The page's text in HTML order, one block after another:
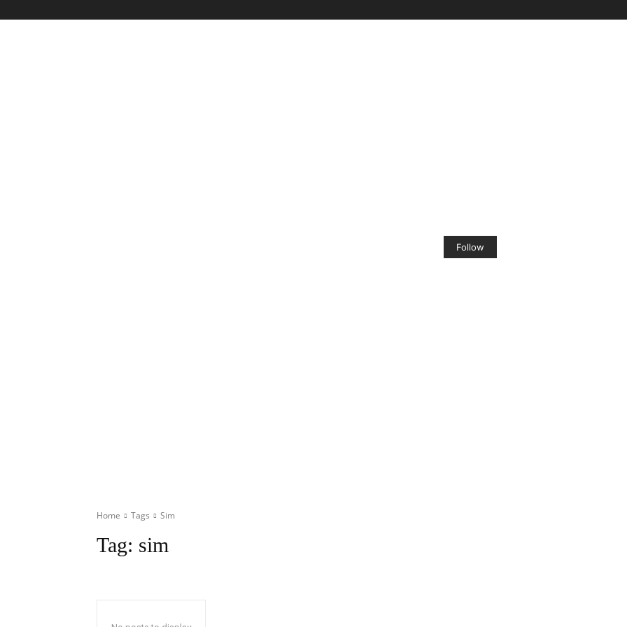
Home Tags Sim
Tag: sim